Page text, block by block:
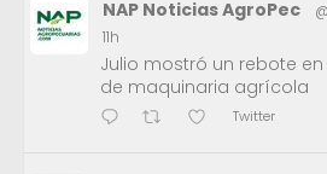
NAP Noticias AgroPec
11h
Julio mostró un rebote
de maquinaria agrícola
Twitter